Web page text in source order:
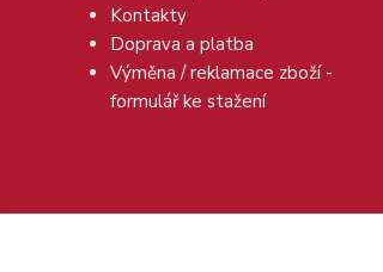
Kontakty
Doprava a platba
Výměna / reklamace zboží -
formulář ke stažení